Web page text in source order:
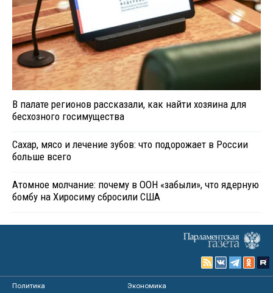
В палате регионов рассказали, как найти хозяина для
бесхозного госимущества
Сахар, мясо и лечение зубов: что подорожает в России
больше всего
Атомное молчание: почему в ООН «забыли», что ядерную
бомбу на Хиросиму сбросили США
Политика
Экономика